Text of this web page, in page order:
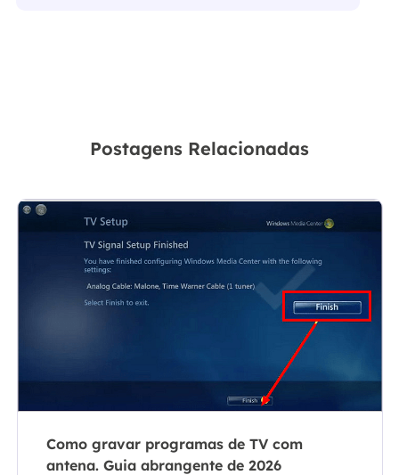
Postagens Relacionadas
Como gravar programas de TV com
antena. Guia abrangente de 2026